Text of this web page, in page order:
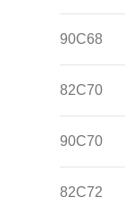
90C68
82C70
90C70
82C72